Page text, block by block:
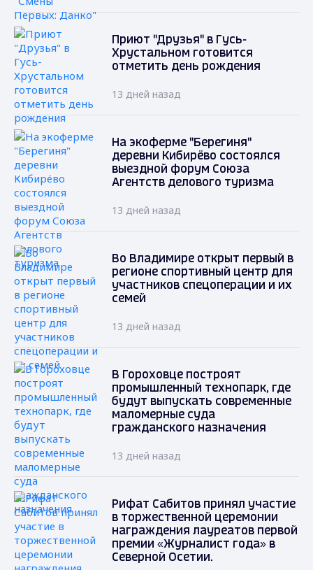
Приют "Друзья" в Гусь-
Хрустальном готовится
отметить день рождения
13 дней назад
На экоферме "Берегиня"
деревни Кибирёво состоялся
выездной форум Союза
Агентств делового туризма
13 дней назад
Во Владимире открыт первый в
регионе спортивный центр для
участников спецоперации и их
семей
13 дней назад
В Гороховце построят
промышленный технопарк, где
будут выпускать современные
маломерные суда
гражданского назначения
13 дней назад
Рифат Сабитов принял участие
в торжественной церемонии
награждения лауреатов первой
премии «Журналист года» в
Северной Осетии.